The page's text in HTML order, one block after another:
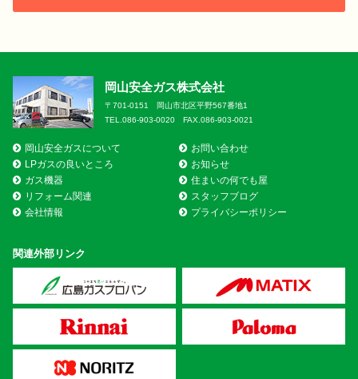
岡山安全ガス株式会社
〒701-0151 岡山市北区平野567番地1
TEL.086-903-0020 FAX.086-903-0021
岡山安全ガスについて
LPガスの良いところ
ガス機器
リフォーム関連
会社情報
お問い合わせ
お知らせ
住まいの何でも屋
スタッフブログ
プライバシーポリシー
関連外部リンク